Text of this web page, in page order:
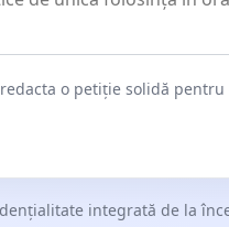
sancțiune este
și pentru a proteja
o petiție solidă pentru
integrată de la